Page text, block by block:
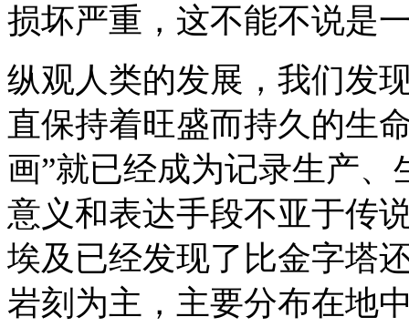
损坏严重，这不能不说是
纵观人类的发展，我们发
直保持着旺盛而持久的生
画”就已经成为记录生产
意义和表达手段不亚于传
埃及已经发现了比金字塔
岩刻为主，主要分布在地